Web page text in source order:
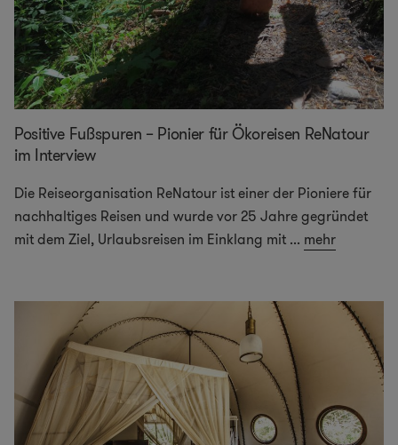
Positive Fußspuren – Pionier für Ökoreisen ReNatour
im Interview
Die Reiseorganisation ReNatour ist einer der Pioniere für
nachhaltiges Reisen und wurde vor 25 Jahre gegründet
mit dem Ziel, Urlaubsreisen im Einklang mit ... mehr